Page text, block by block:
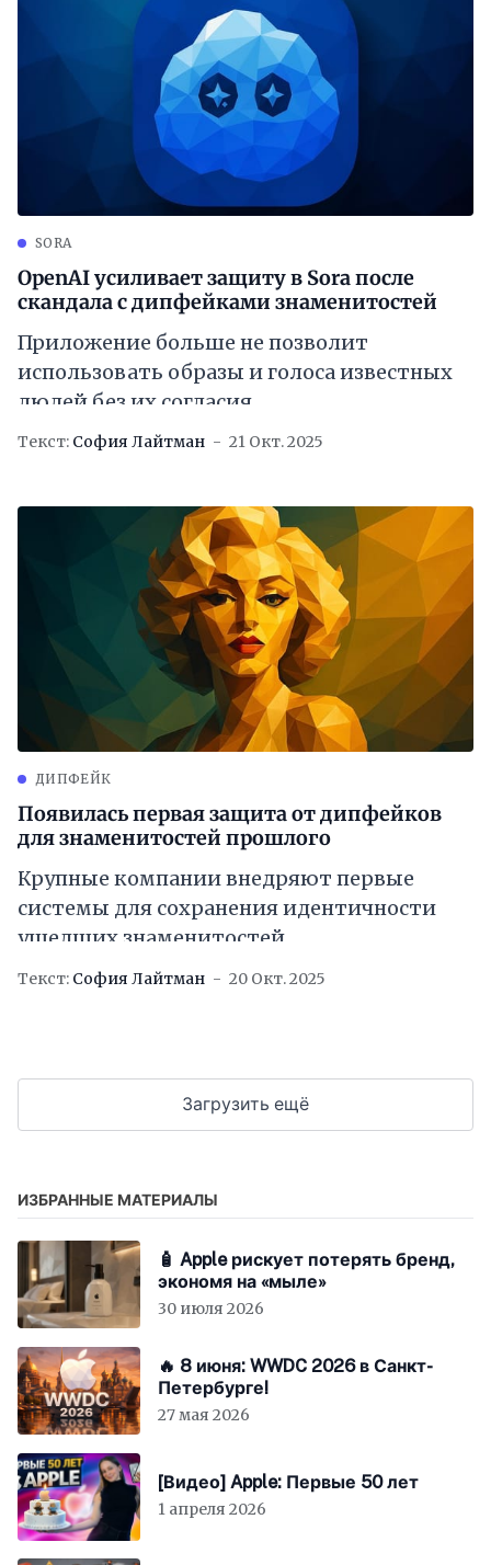
SORA
OpenAI усиливает защиту в Sora после
скандала с дипфейками знаменитостей
Приложение больше не позволит
использовать образы и голоса известных
людей без их согласия
Текст: София Лайтман 21 Окт. 2025
ДИПФЕЙК
Появилась первая защита от дипфейков
для знаменитостей прошлого
Крупные компании внедряют первые
системы для сохранения идентичности
ушедших знаменитостей
Текст: София Лайтман 20 Окт. 2025
Загрузить ещё
ИЗБРАННЫЕ МАТЕРИАЛЫ
🧴 Apple рискует потерять бренд,
экономя на «мыле»
30 июля 2026
🔥 8 июня: WWDC 2026 в Санкт-
Петербурге!
27 мая 2026
[Видео] Apple: Первые 50 лет
1 апреля 2026